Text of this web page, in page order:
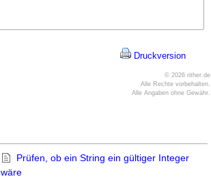
Druckversion
© 2026 rither.de
Alle Rechte vorbehalten.
Alle Angaben ohne Gewähr.
Prüfen, ob ein String ein gültiger Integer
wäre